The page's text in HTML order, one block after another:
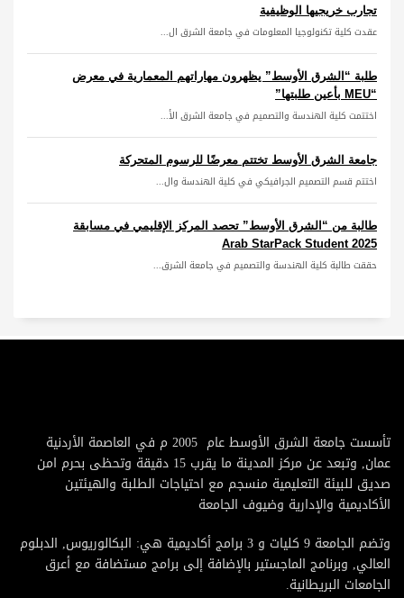
تجارب خريجيها الوظيفية
عقدت كلية تكنولوجيا المعلومات في جامعة الشرق ال...
طلبة “الشرق الأوسط” يظهرون مهاراتهم المعمارية في معرض
“MEU بأعين طلبتها”
اختتمت كلية الهندسة والتصميم في جامعة الشرق الأ...
جامعة الشرق الأوسط تختتم معرضًا للرسوم المتحركة
اختتم قسم التصميم الجرافيكي في كلية الهندسة وال...
طالبة من “الشرق الأوسط” تحصد المركز الإقليمي في مسابقة
Arab StarPack Student 2025
حققت طالبة كلية الهندسة والتصميم في جامعة الشرق...
تأسست جامعة الشرق الأوسط عام 2005 م في العاصمة الأردنية
عمان, وتبعد عن مركز المدينة ما يقرب 15 دقيقة وتحظى بحرم امن
صديق للبيئة التعليمية منسجم مع احتياجات الطلبة والهيئتين
الأكاديمية والإدارية وضيوف الجامعة
وتضم الجامعة 9 كليات و 3 برامج أكاديمية هي: البكالوريوس, الدبلوم
العالي, وبرنامج الماجستير بالإضافة إلى برامج مستضافة مع أعرق
الجامعات البريطانية.